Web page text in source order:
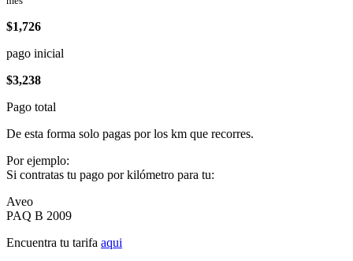
$1,726
pago inicial
$3,238
Pago total
De esta forma solo pagas por los km que recorres.
Por ejemplo:
Si contratas tu pago por kilómetro para tu:
Aveo
PAQ B 2009
Encuentra tu tarifa aqui